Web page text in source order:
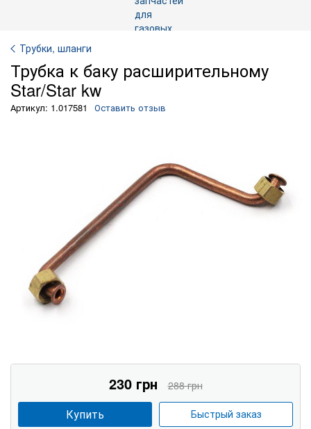
Трубки, шланги
Трубка к баку расширительному
Star/Star kw
Артикул: 1.017581 Оставить отзыв
230 грн 288 грн
Купить Быстрый заказ